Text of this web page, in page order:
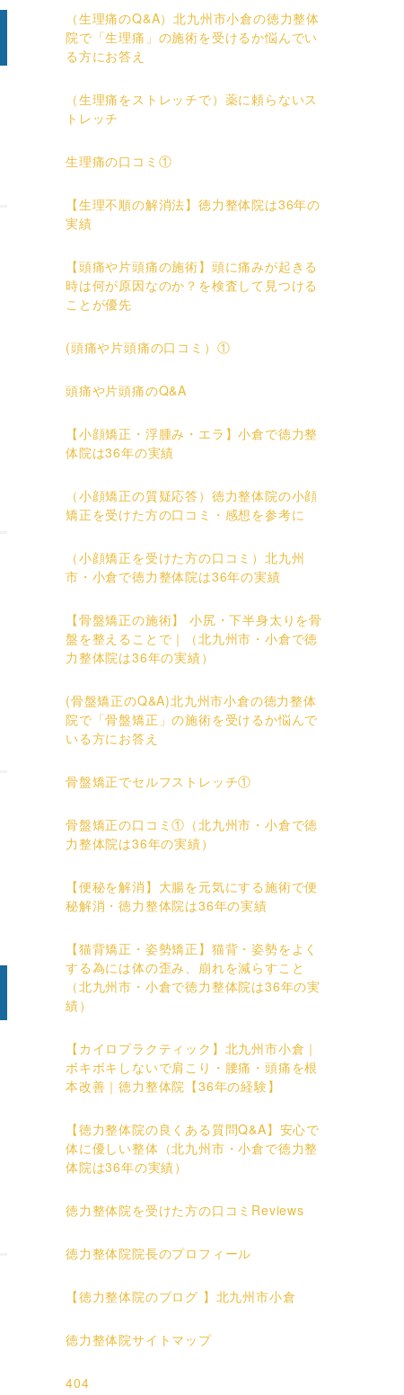
（生理痛のQ&A）北九州市小倉の徳力整体
院で「生理痛」の施術を受けるか悩んでい
る方にお答え
（生理痛をストレッチで）薬に頼らないス
トレッチ
生理痛の口コミ①
【生理不順の解消法】徳力整体院は36年の
実績
【頭痛や片頭痛の施術】頭に痛みが起きる
時は何が原因なのか？を検査して見つける
ことが優先
(頭痛や片頭痛の口コミ）①
頭痛や片頭痛のQ&A
【小顔矯正・浮腫み・エラ】小倉で徳力整
体院は36年の実績
（小顔矯正の質疑応答）徳力整体院の小顔
矯正を受けた方の口コミ・感想を参考に
（小顔矯正を受けた方の口コミ）北九州
市・小倉で徳力整体院は36年の実績
【骨盤矯正の施術】 小尻・下半身太りを骨
盤を整えることで｜（北九州市・小倉で徳
力整体院は36年の実績）
(骨盤矯正のQ&A)北九州市小倉の徳力整体
院で「骨盤矯正」の施術を受けるか悩んで
いる方にお答え
骨盤矯正でセルフストレッチ①
骨盤矯正の口コミ①（北九州市・小倉で徳
力整体院は36年の実績）
【便秘を解消】大腸を元気にする施術で便
秘解消・徳力整体院は36年の実績
【猫背矯正・姿勢矯正】猫背・姿勢をよく
する為には体の歪み、崩れを減らすこと
（北九州市・小倉で徳力整体院は36年の実
績）
【カイロプラクティック】北九州市小倉｜
ボキボキしないで肩こり・腰痛・頭痛を根
本改善｜徳力整体院【36年の経験】
【徳力整体院の良くある質問Q&A】安心で
体に優しい整体（北九州市・小倉で徳力整
体院は36年の実績）
徳力整体院を受けた方の口コミReviews
徳力整体院院長のプロフィール
【徳力整体院のブログ 】北九州市小倉
徳力整体院サイトマップ
404